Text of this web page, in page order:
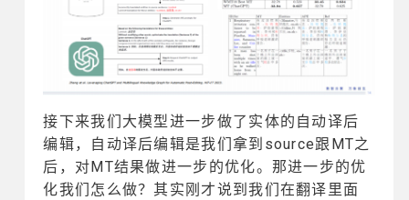
接下来我们大模型进一步做了实体的自动译后
编辑，自动译后编辑是我们拿到source跟MT之
后，对MT结果做进一步的优化。那进一步的优
化我们怎么做？其实刚才说到我们在翻译里面